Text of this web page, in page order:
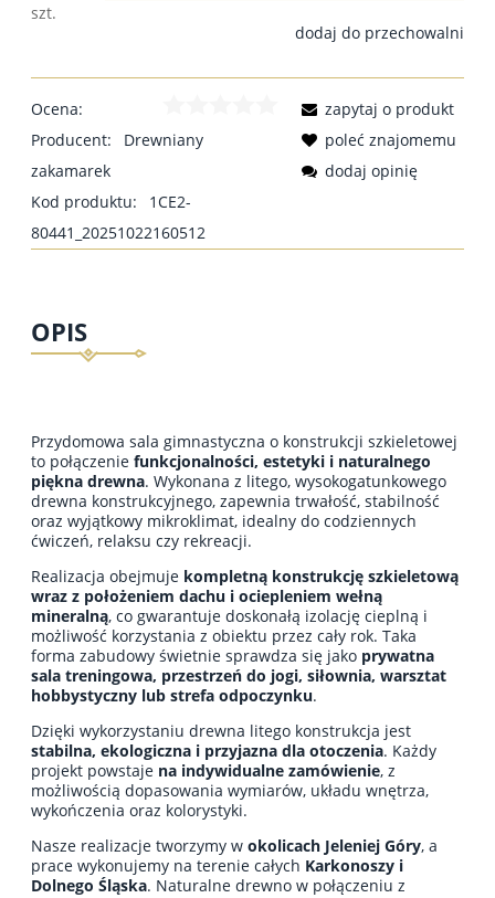
szt.
dodaj do przechowalni
Ocena:
Producent:
Drewniany
zakamarek
Kod produktu:
1CE2-
80441_20251022160512
zapytaj o produkt
poleć znajomemu
dodaj opinię
OPIS
Przydomowa sala gimnastyczna o konstrukcji szkieletowej
to połączenie funkcjonalności, estetyki i naturalnego
piękna drewna. Wykonana z litego, wysokogatunkowego
drewna konstrukcyjnego, zapewnia trwałość, stabilność
oraz wyjątkowy mikroklimat, idealny do codziennych
ćwiczeń, relaksu czy rekreacji.
Realizacja obejmuje kompletną konstrukcję szkieletową
wraz z położeniem dachu i ociepleniem wełną
mineralną, co gwarantuje doskonałą izolację cieplną i
możliwość korzystania z obiektu przez cały rok. Taka
forma zabudowy świetnie sprawdza się jako prywatna
sala treningowa, przestrzeń do jogi, siłownia, warsztat
hobbystyczny lub strefa odpoczynku.
Dzięki wykorzystaniu drewna litego konstrukcja jest
stabilna, ekologiczna i przyjazna dla otoczenia. Każdy
projekt powstaje na indywidualne zamówienie, z
możliwością dopasowania wymiarów, układu wnętrza,
wykończenia oraz kolorystyki.
Nasze realizacje tworzymy w okolicach Jeleniej Góry, a
prace wykonujemy na terenie całych Karkonoszy i
Dolnego Śląska. Naturalne drewno w połączeniu z